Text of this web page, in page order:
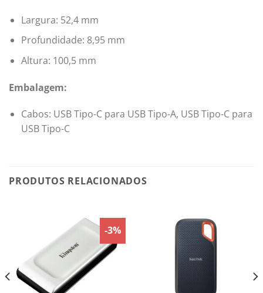
Largura: 52,4 mm
Profundidade: 8,95 mm
Altura: 100,5 mm
Embalagem:
Cabos: USB Tipo-C para USB Tipo-A, USB Tipo-C para
USB Tipo-C
PRODUTOS RELACIONADOS
-3%